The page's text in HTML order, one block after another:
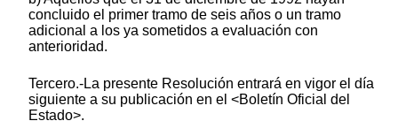
concluido el primer tramo de seis años o un tramo
adicional a los ya sometidos a evaluación con
anterioridad.
Tercero.-La presente Resolución entrará en vigor el día
siguiente a su publicación en el <Boletín Oficial del
Estado>.